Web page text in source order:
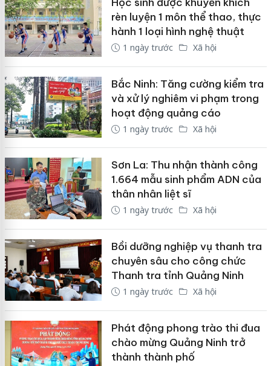
rèn luyện 1 môn thể thao, thực
hành 1 loại hình nghệ thuật
1 ngày trước Xã hội
Bắc Ninh: Tăng cường kiểm tra
và xử lý nghiêm vi phạm trong
hoạt động quảng cáo
1 ngày trước Xã hội
Sơn La: Thu nhận thành công
1.664 mẫu sinh phẩm ADN của
thân nhân liệt sĩ
1 ngày trước Xã hội
Bồi dưỡng nghiệp vụ thanh tra
chuyên sâu cho công chức
Thanh tra tỉnh Quảng Ninh
1 ngày trước Xã hội
Phát động phong trào thi đua
chào mừng Quảng Ninh trở
thành thành phố